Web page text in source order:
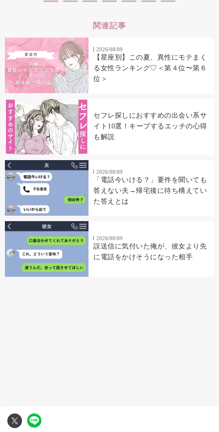
関連記事
2026/08/09
【星座別】この夏、異性にモテまく
る女性ランキング♡＜第４位〜第６
位＞
セフレ探しにおすすめの出会い系サ
イト10選！キープするエッチの心得
も解説
2026/08/09
「電話今いける？」要件を聞いても
答えない夫→帰宅後に待ち構えてい
た答えとは
2026/08/09
誤送信に気付いた俺が、彼女より先
に電話をかけそうになった相手